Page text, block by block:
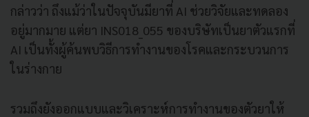
กล่าวว่า ถึงแม้ว่าในปัจจุบันมียาที่ AI ช่วยวิจัยและทดลอง
อยู่มากมาย แต่ยา INS018_055 ของบริษัทเป็นยาตัวแรกที่
AI เป็นทั้งผู้ค้นพบวิธีการทำงานของโรคและกระบวนการ
ในร่างกาย
รวมถึงยังออกแบบและวิเคราะห์การทำงานของตัวยาให้